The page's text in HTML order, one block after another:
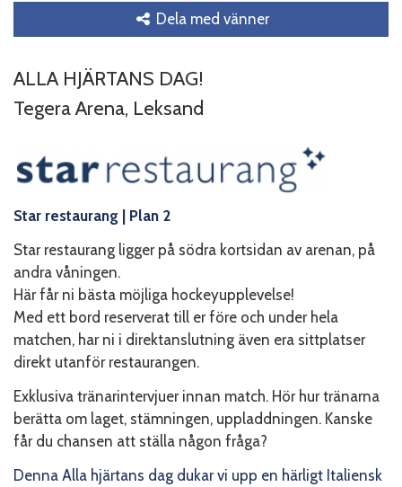
Dela med vänner
ALLA HJÄRTANS DAG!
Tegera Arena, Leksand
Star restaurang | Plan 2
Star restaurang ligger på södra kortsidan av arenan, på
andra våningen.
Här får ni bästa möjliga hockeyupplevelse!
Med ett bord reserverat till er före och under hela
matchen, har ni i direktanslutning även era sittplatser
direkt utanför restaurangen.
Exklusiva tränarintervjuer innan match. Hör hur tränarna
berätta om laget, stämningen, uppladdningen. Kanske
får du chansen att ställa någon fråga?
Denna Alla hjärtans dag dukar vi upp en härligt Italiensk